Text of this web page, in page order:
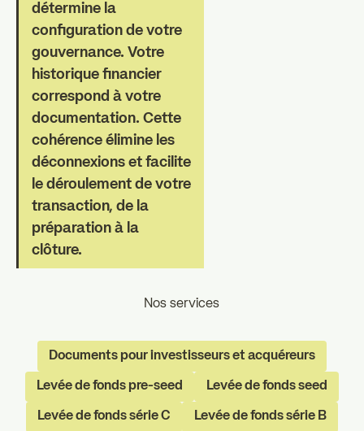
détermine la
configuration de votre
gouvernance. Votre
historique financier
correspond à votre
documentation. Cette
cohérence élimine les
déconnexions et facilite
le déroulement de votre
transaction, de la
préparation à la
clôture.
Nos services
Documents pour investisseurs et acquéreurs
Levée de fonds pre-seed Levée de fonds seed
Levée de fonds série C Levée de fonds série B